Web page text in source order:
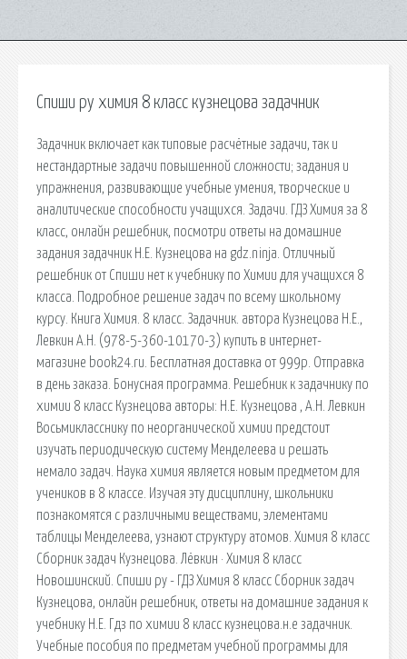
Спиши ру химия 8 класс кузнецова задачник
Задачник включает как типовые расчётные задачи, так и
нестандартные задачи повышенной сложности; задания и
упражнения, развивающие учебные умения, творческие и
аналитические способности учащихся. Задачи. ГДЗ Химия за 8
класс, онлайн решебник, посмотри ответы на домашние
задания задачник Н.Е. Кузнецова на gdz.ninja. Отличный
решебник от Спиши нет к учебнику по Химии для учащихся 8
класса. Подробное решение задач по всему школьному
курсу. Книга Химия. 8 класс. Задачник. автора Кузнецова Н.Е.,
Левкин А.Н. (978-5-360-10170-3) купить в интернет-
магазине book24.ru. Бесплатная доставка от 999р. Отправка
в день заказа. Бонусная программа. Решебник к задачнику по
химии 8 класс Кузнецова авторы: Н.Е. Кузнецова , А.Н. Левкин
Восьмикласснику по неорганической химии предстоит
изучать периодическую систему Менделеева и решать
немало задач. Наука химия является новым предметом для
учеников в 8 классе. Изучая эту дисциплину, школьники
познакомятся с различными веществами, элементами
таблицы Менделеева, узнают структуру атомов. Химия 8 класс
Сборник задач Кузнецова. Лёвкин · Химия 8 класс
Новошинский. Спиши ру - ГДЗ Химия 8 класс Сборник задач
Кузнецова, онлайн решебник, ответы на домашние задания к
учебнику Н.Е. Гдз по химии 8 класс кузнецова.н.е задачник.
Учебные пособия по предметам учебной программы для